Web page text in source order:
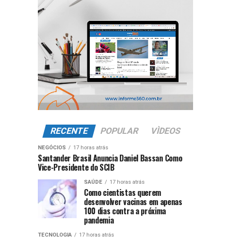
RECENTE POPULAR VÌDEOS
NEGÓCIOS 17 horas atrás
Santander Brasil Anuncia Daniel Bassan Como
Vice-Presidente do SCIB
SAÚDE 17 horas atrás
Como cientistas querem
desenvolver vacinas em apenas
100 dias contra a próxima
pandemia
TECNOLOGIA 17 horas atrás